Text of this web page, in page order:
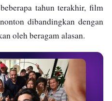
tahun terakhir, film
dibandingkan dengan
oleh beragam alasan.